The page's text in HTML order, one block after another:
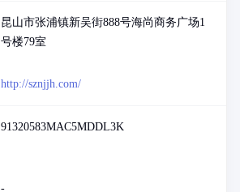
昆山市张浦镇新吴街888号海尚商务广场1
号楼79室
http://sznjjh.com/
91320583MAC5MDDL3K
-